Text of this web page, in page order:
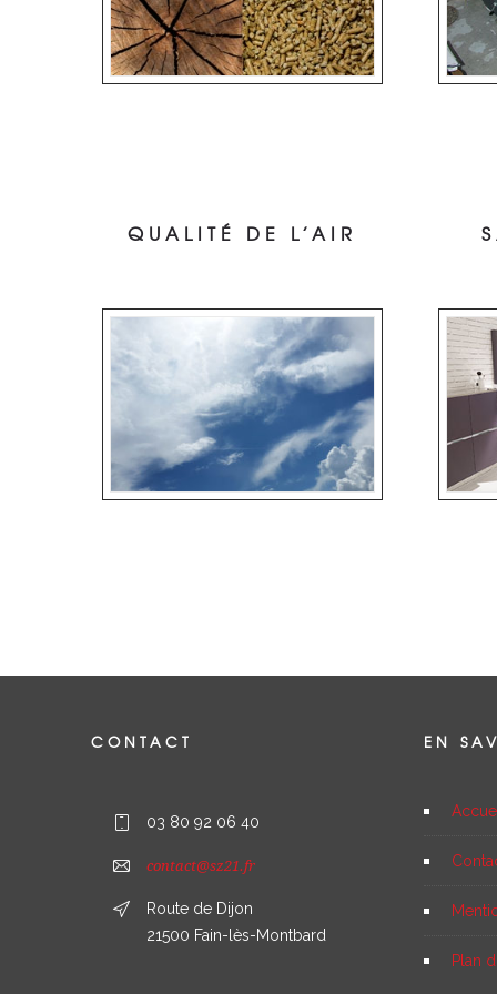
QUALITÉ DE L’AIR
CONTACT
03 80 92 06 40
contact@sz21.fr
Route de Dijon
21500 Fain-lès-Montbard
EN
Plan